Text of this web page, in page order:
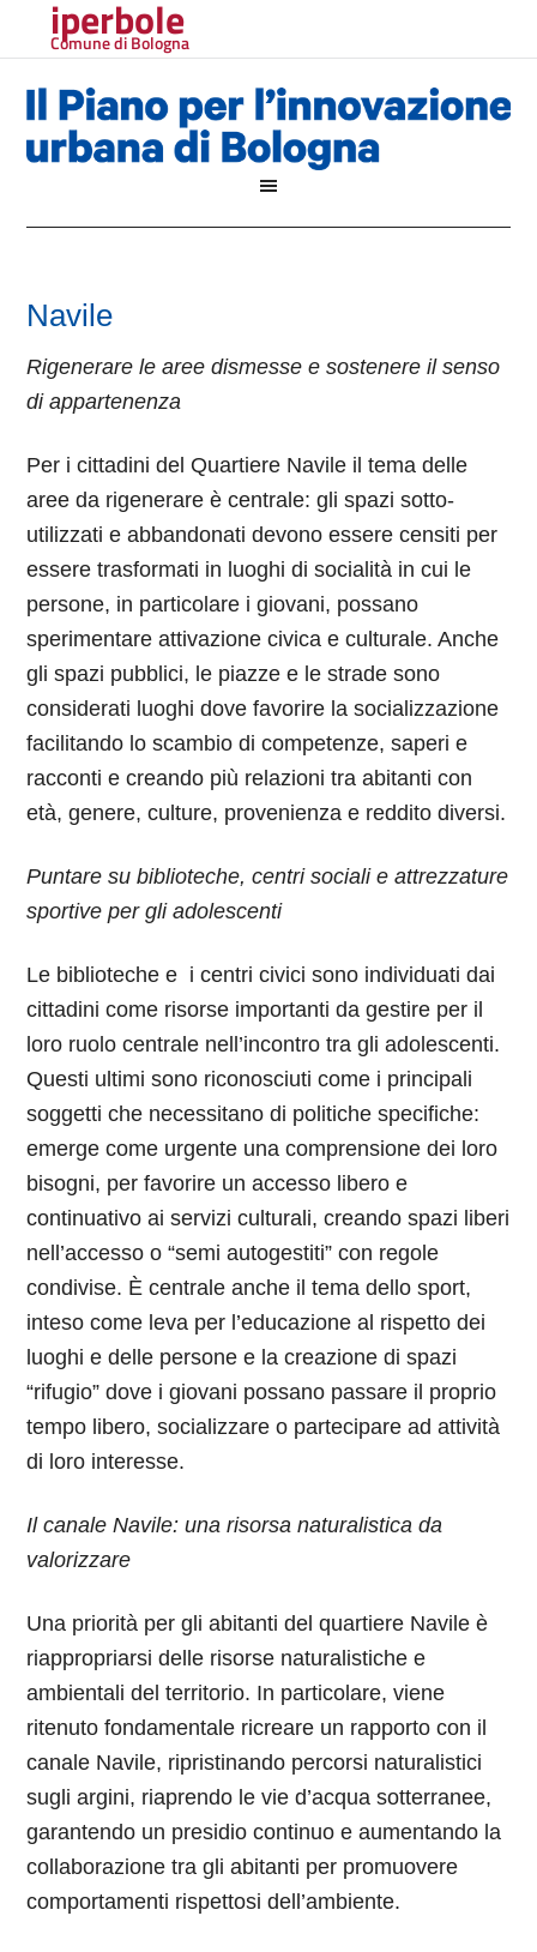
iperbole
Comune di Bologna
Navile
Rigenerare le aree dismesse e sostenere il senso
di appartenenza
Per i cittadini del Quartiere Navile il tema delle
aree da rigenerare è centrale: gli spazi sotto-
utilizzati e abbandonati devono essere censiti per
essere trasformati in luoghi di socialità in cui le
persone, in particolare i giovani, possano
sperimentare attivazione civica e culturale. Anche
gli spazi pubblici, le piazze e le strade sono
considerati luoghi dove favorire la socializzazione
facilitando lo scambio di competenze, saperi e
racconti e creando più relazioni tra abitanti con
età, genere, culture, provenienza e reddito diversi.
Puntare su biblioteche, centri sociali e attrezzature
sportive per gli adolescenti
Le biblioteche e i centri civici sono individuati dai
cittadini come risorse importanti da gestire per il
loro ruolo centrale nell’incontro tra gli adolescenti.
Questi ultimi sono riconosciuti come i principali
soggetti che necessitano di politiche specifiche:
emerge come urgente una comprensione dei loro
bisogni, per favorire un accesso libero e
continuativo ai servizi culturali, creando spazi liberi
nell’accesso o “semi autogestiti” con regole
condivise. È centrale anche il tema dello sport,
inteso come leva per l’educazione al rispetto dei
luoghi e delle persone e la creazione di spazi
“rifugio” dove i giovani possano passare il proprio
tempo libero, socializzare o partecipare ad attività
di loro interesse.
Il canale Navile: una risorsa naturalistica da
valorizzare
Una priorità per gli abitanti del quartiere Navile è
riappropriarsi delle risorse naturalistiche e
ambientali del territorio. In particolare, viene
ritenuto fondamentale ricreare un rapporto con il
canale Navile, ripristinando percorsi naturalistici
sugli argini, riaprendo le vie d’acqua sotterranee,
garantendo un presidio continuo e aumentando la
collaborazione tra gli abitanti per promuovere
comportamenti rispettosi dell’ambiente.